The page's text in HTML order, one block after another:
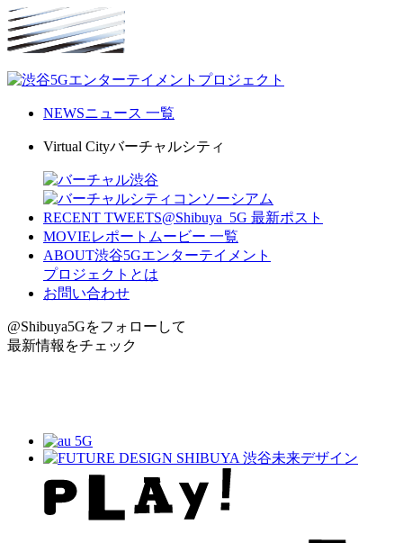
NEWSニュース 一覧
Virtual Cityバーチャルシティ
RECENT TWEETS@Shibuya_5G 最新ポスト
MOVIEレポートムービー 一覧
ABOUT渋谷5Gエンターテイメント
プロジェクトとは
お問い合わせ
@Shibuya5Gをフォローして
最新情報をチェック